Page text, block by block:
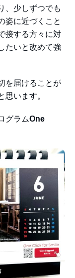
、少しずつでも
姿に近づくこと
接する方々に対
たいと改めて強
を届けることが
思います。
グラムOne